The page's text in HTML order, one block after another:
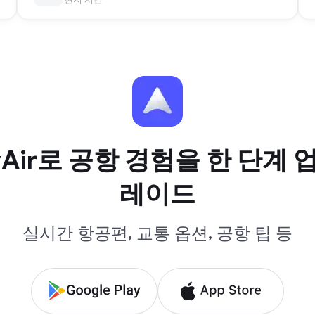
로 공항 경험을 한 단계
레이드
실시간 항공편, 교통 옵션, 공항 팁 등